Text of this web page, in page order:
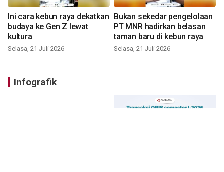
Ini cara kebun raya dekatkan
budaya ke Gen Z lewat
kultura
Selasa, 21 Juli 2026
Bukan sekedar pengelolaan
PT MNR hadirkan belasan
taman baru di kebun raya
Selasa, 21 Juli 2026
Infografik